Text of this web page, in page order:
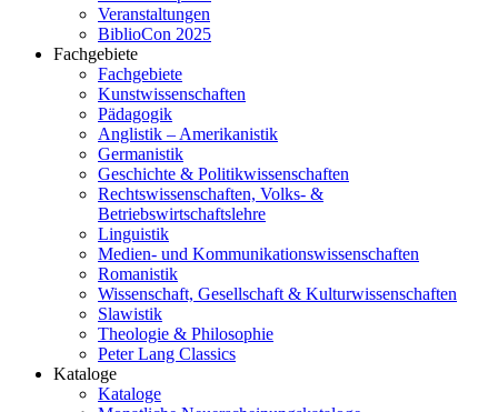
Veranstaltungen
BiblioCon 2025
Fachgebiete
Fachgebiete
Kunstwissenschaften
Pädagogik
Anglistik – Amerikanistik
Germanistik
Geschichte & Politikwissenschaften
Rechtswissenschaften, Volks- &
Betriebswirtschaftslehre
Linguistik
Medien- und Kommunikationswissenschaften
Romanistik
Wissenschaft, Gesellschaft & Kulturwissenschaften
Slawistik
Theologie & Philosophie
Peter Lang Classics
Kataloge
Kataloge